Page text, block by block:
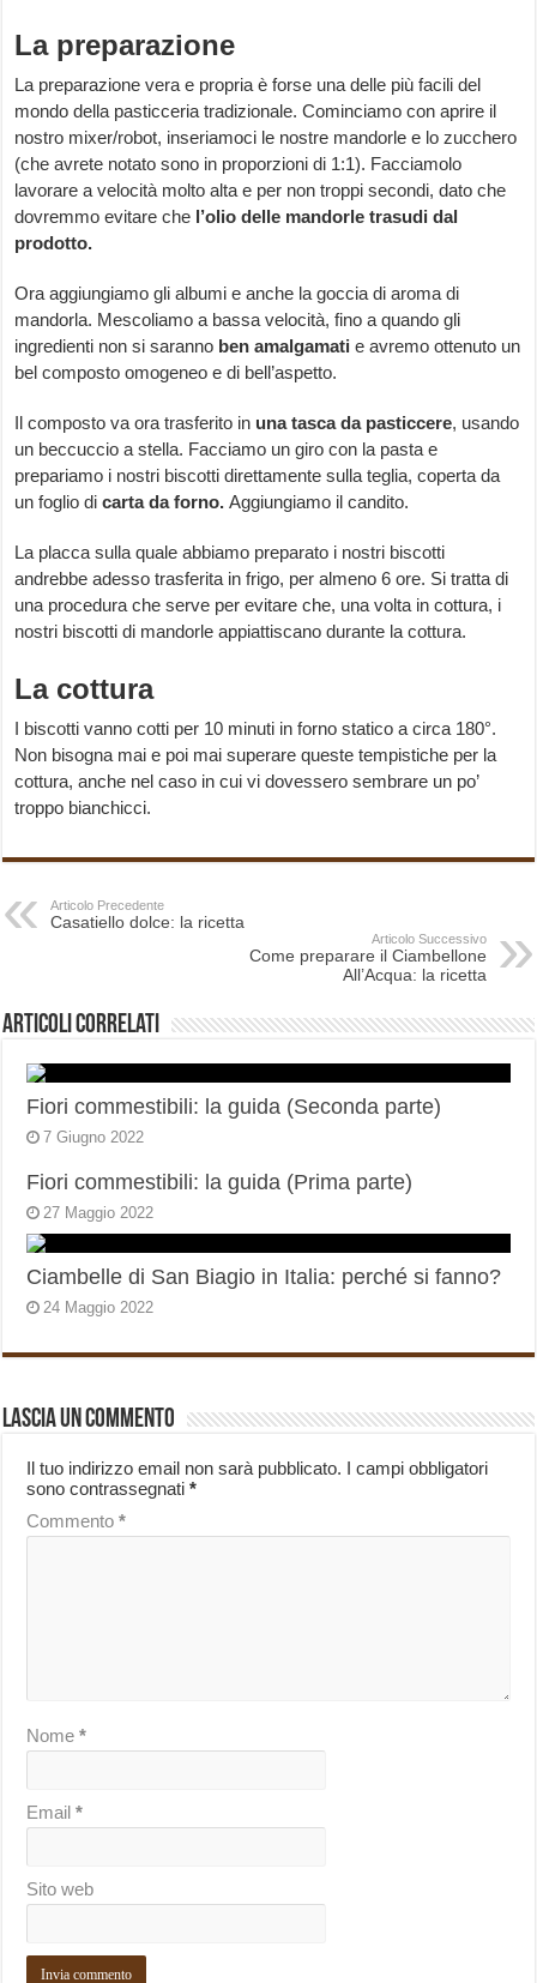
La preparazione
La preparazione vera e propria è forse una delle più facili del
mondo della pasticceria tradizionale. Cominciamo con aprire il
nostro mixer/robot, inseriamoci le nostre mandorle e lo zucchero
(che avrete notato sono in proporzioni di 1:1). Facciamolo
lavorare a velocità molto alta e per non troppi secondi, dato che
dovremmo evitare che l’olio delle mandorle trasudi dal
prodotto.
Ora aggiungiamo gli albumi e anche la goccia di aroma di
mandorla. Mescoliamo a bassa velocità, fino a quando gli
ingredienti non si saranno ben amalgamati e avremo ottenuto un
bel composto omogeneo e di bell’aspetto.
Il composto va ora trasferito in una tasca da pasticcere, usando
un beccuccio a stella. Facciamo un giro con la pasta e
prepariamo i nostri biscotti direttamente sulla teglia, coperta da
un foglio dicarta da forno. Aggiungiamo il candito.
La placca sulla quale abbiamo preparato i nostri biscotti
andrebbe adesso trasferita in frigo, per almeno 6 ore. Si tratta di
una procedura che serve per evitare che, una volta in cottura, i
nostri biscotti di mandorle appiattiscano durante la cottura.
La cottura
I biscotti vanno cotti per 10 minuti in forno statico a circa 180°.
Non bisogna mai e poi mai superare queste tempistiche per la
cottura, anche nel caso in cui vi dovessero sembrare un po’
troppo bianchicci.
Articolo Precedente
Casatiello dolce: la ricetta
Articolo Successivo
Come preparare il Ciambellone
All’Acqua: la ricetta
Articoli correlati
Fiori commestibili: la guida (Seconda parte)
7 Giugno 2022
Fiori commestibili: la guida (Prima parte)
27 Maggio 2022
Ciambelle di San Biagio in Italia: perché si fanno?
24 Maggio 2022
Lascia un commento
Il tuo indirizzo email non sarà pubblicato. I campi obbligatori
sono contrassegnati*
Commento*
Nome*
Email*
Sito web